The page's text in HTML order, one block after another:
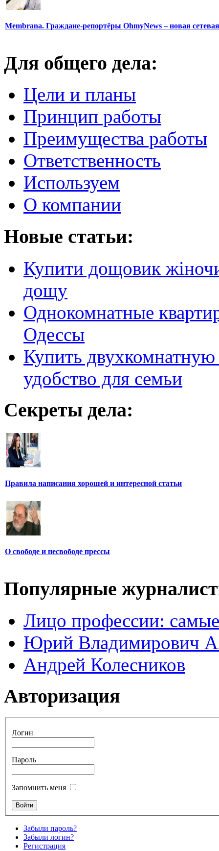
Membrana. Граждане-репортёры OhmyNews – новая
Для общего дела:
Цели и планы
Принцип работы
Преимущества работы
Ответственность
Используем
О компании
Новые статьи:
Купити дощовик
дощу
Однокомнатные
Одессы
Купить
удобство для семьи
Секреты дела:
Правила написания хорошей и интересной статьи
О свободе и несвободе прессы
Популярные
Лицо профессии:
Юрий Владимирович
Андрей Колесников
Авторизация
Логин
Пароль
Запомнить меня
Забыли пароль?
Забыли логин?
Регистрация